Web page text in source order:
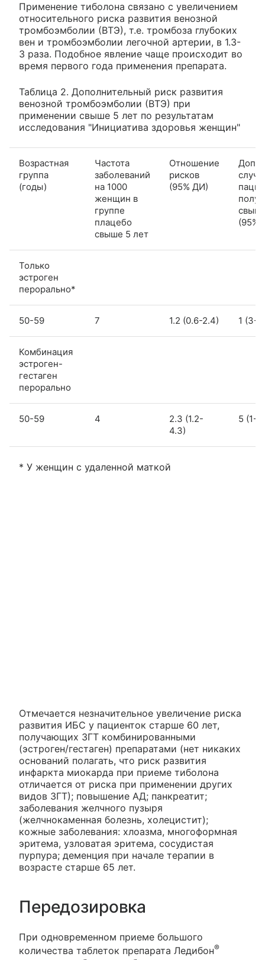
Применение тиболона связано с увеличением
относительного риска развития венозной
тромбоэмболии (ВТЭ), т.е. тромбоза глубоких
вен и тромбоэмболии легочной артерии, в 1.3-
3 раза. Подобное явление чаще происходит во
время первого года применения препарата.
Таблица 2. Дополнительный риск развития
венозной тромбоэмболии (ВТЭ) при
применении свыше 5 лет по результатам
исследования "Инициатива здоровья женщин"
Возрастная
группа
(годы)
Частота
заболеваний
на 1000
женщин в
группе
плацебо
свыше 5 лет
Отношение
рисков
(95% ДИ)
(95%
Только
эстроген
перорально*
50-59 7 1.2 (0.6-2.4) 1 (3-
Комбинация
эстроген-
гестаген
перорально
50-59 4
2.3 (1.2-
4.3)
5 (1-
* У женщин с удаленной маткой
Отмечается незначительное увеличение риска
развития ИБС у пациенток старше 60 лет,
получающих ЗГТ комбинированными
(эстроген/гестаген) препаратами (нет никаких
оснований полагать, что риск развития
инфаркта миокарда при приеме тиболона
отличается от риска при применении других
видов ЗГТ); повышение АД; панкреатит;
заболевания желчного пузыря
(желчнокаменная болезнь, холецистит);
кожные заболевания: хлоазма, многоформная
эритема, узловатая эритема, сосудистая
пурпура; деменция при начале терапии в
возрасте старше 65 лет.
Передозировка
При одновременном приеме большого
количества таблеток препарата Ледибон®